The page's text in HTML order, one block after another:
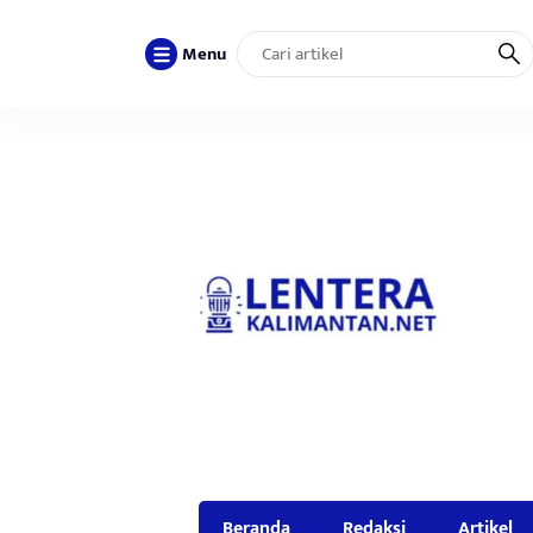
Menu